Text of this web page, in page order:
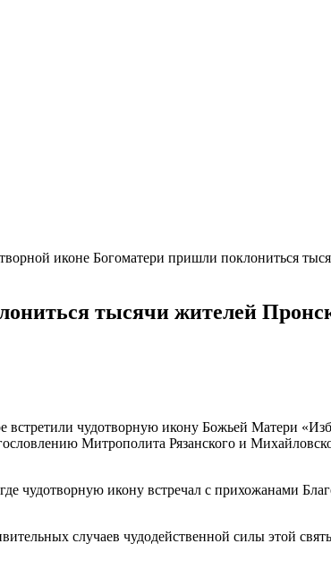
иконе Богоматери пришли поклониться
тысячи жителей
чудотворную икону Божьей Матери
Митрополита Рязанского и
чудотворную икону встречал с прихожанами
случаев чудодейственной силы этой